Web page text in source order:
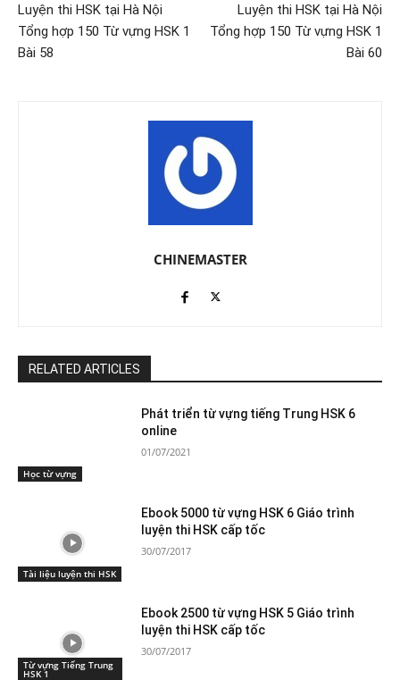
Luyện thi HSK tại Hà Nội
Tổng hợp 150 Từ vựng HSK 1
Bài 58
Luyện thi HSK tại Hà Nội
Tổng hợp 150 Từ vựng HSK 1
Bài 60
CHINEMASTER
RELATED ARTICLES
Học từ vựng
Phát triển từ vựng tiếng Trung HSK 6
online
01/07/2021
Tài liệu luyện thi HSK
Ebook 5000 từ vựng HSK 6 Giáo trình
luyện thi HSK cấp tốc
30/07/2017
Từ vựng Tiếng Trung
HSK 1
Ebook 2500 từ vựng HSK 5 Giáo trình
luyện thi HSK cấp tốc
30/07/2017